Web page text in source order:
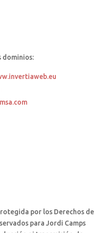
dominios:
por los Derechos de
para Jordi Camps